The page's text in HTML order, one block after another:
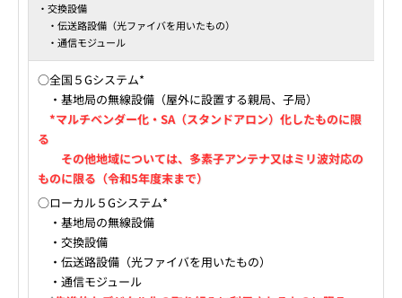
・交換設備
・伝送路設備（光ファイバを用いたもの）
・通信モジュール
○全国５Gシステム*
・基地局の無線設備（屋外に設置する親局、子局）
*マルチベンダー化・SA（スタンドアロン）化したものに限
る
その他地域については、多素子アンテナ又はミリ波対応の
ものに限る（令和5年度末まで）
○ローカル５Gシステム*
・基地局の無線設備
・交換設備
・伝送路設備（光ファイバを用いたもの）
・通信モジュール